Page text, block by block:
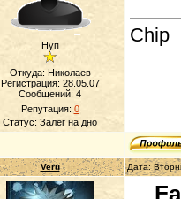
Нуп
Откуда: Николаев
Регистрация: 28.05.07
Сообщений: 4
Репутация: 0
Статус: Залёг на дно
Chip
Veru Дата:
...